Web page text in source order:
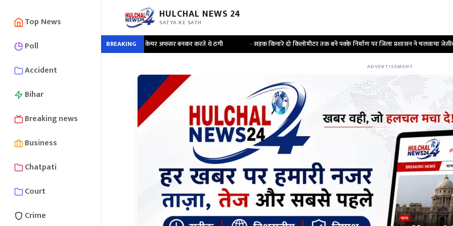
Top News
Poll
Accident
Bihar
Breaking news
Business
Chatpati
Court
Crime
HULCHAL NEWS 24
SATYA KE SATH
BREAKING
लोग गिरफ्तार ; अमेजन, फ्लिपकार्ट कस्टमर केयर अफसर बनकर करते थे ठगी •सड़क किनारे दो किलोमीटर तक बने पक्के निर्माण पर जिला प्रशासन ने चलवाया जेसीबी ; हड़कंप
ADVERTISEMENT